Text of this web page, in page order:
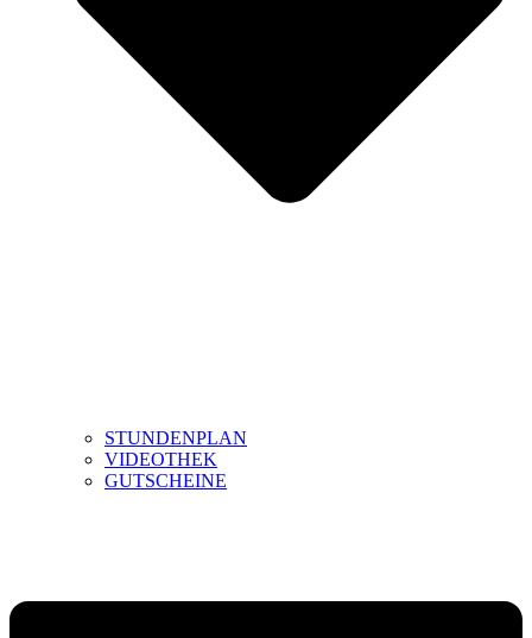
STUNDENPLAN
VIDEOTHEK
GUTSCHEINE